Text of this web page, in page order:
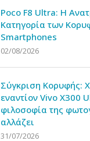
Poco F8 Ultra: Η
Κατηγορία των
Smartphones
02/08/2026
Σύγκριση Κορυφής:
εναντίον Vivo X300
φιλοσοφία της
αλλάζει
31/07/2026